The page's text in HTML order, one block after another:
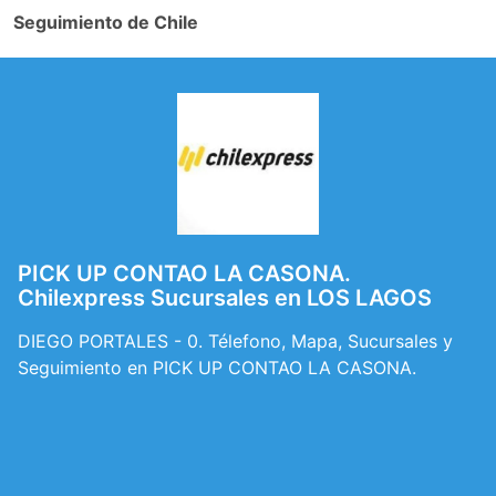
Seguimiento de Chile
PICK UP CONTAO LA CASONA.
Chilexpress Sucursales en LOS LAGOS
DIEGO PORTALES - 0. Télefono, Mapa, Sucursales y
Seguimiento en PICK UP CONTAO LA CASONA.